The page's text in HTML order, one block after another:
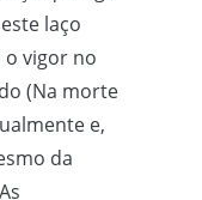
laço
o vigor no
(Na morte
e,
da